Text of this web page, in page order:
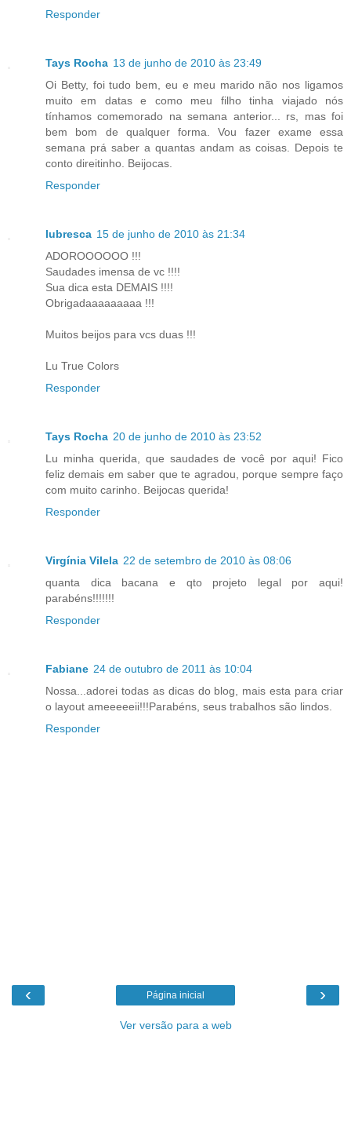
Responder
Tays Rocha 13 de junho de 2010 às 23:49
Oi Betty, foi tudo bem, eu e meu marido não nos ligamos
muito em datas e como meu filho tinha viajado nós
tínhamos comemorado na semana anterior... rs, mas foi
bem bom de qualquer forma. Vou fazer exame essa
semana prá saber a quantas andam as coisas. Depois te
conto direitinho. Beijocas.
Responder
lubresca 15 de junho de 2010 às 21:34
ADOROOOOOO !!!
Saudades imensa de vc !!!!
Sua dica esta DEMAIS !!!!
Obrigadaaaaaaaaa !!!
Muitos beijos para vcs duas !!!
Lu True Colors
Responder
Tays Rocha 20 de junho de 2010 às 23:52
Lu minha querida, que saudades de você por aqui! Fico
feliz demais em saber que te agradou, porque sempre faço
com muito carinho. Beijocas querida!
Responder
Virgínia Vilela 22 de setembro de 2010 às 08:06
quanta dica bacana e qto projeto legal por aqui!
parabéns!!!!!!!
Responder
Fabiane 24 de outubro de 2011 às 10:04
Nossa...adorei todas as dicas do blog, mais esta para criar
o layout ameeeeeii!!!Parabéns, seus trabalhos são lindos.
Responder
‹ ›
Página inicial
Ver versão para a web